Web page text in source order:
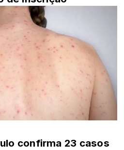
confirma 23 casos